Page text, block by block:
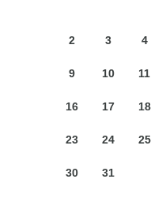
2 3 4
9 10 11
16 17 18
23 24 25
30 31